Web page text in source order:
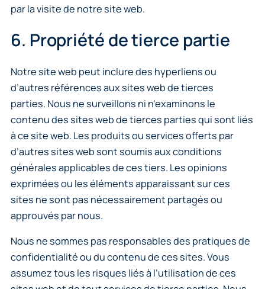
par la visite de notre site web.
6. Propriété de tierce partie
Notre site web peut inclure des hyperliens ou
d’autres références aux sites web de tierces
parties. Nous ne surveillons ni n’examinons le
contenu des sites web de tierces parties qui sont liés
à ce site web. Les produits ou services offerts par
d’autres sites web sont soumis aux conditions
générales applicables de ces tiers. Les opinions
exprimées ou les éléments apparaissant sur ces
sites ne sont pas nécessairement partagés ou
approuvés par nous.
Nous ne sommes pas responsables des pratiques de
confidentialité ou du contenu de ces sites. Vous
assumez tous les risques liés à l’utilisation de ces